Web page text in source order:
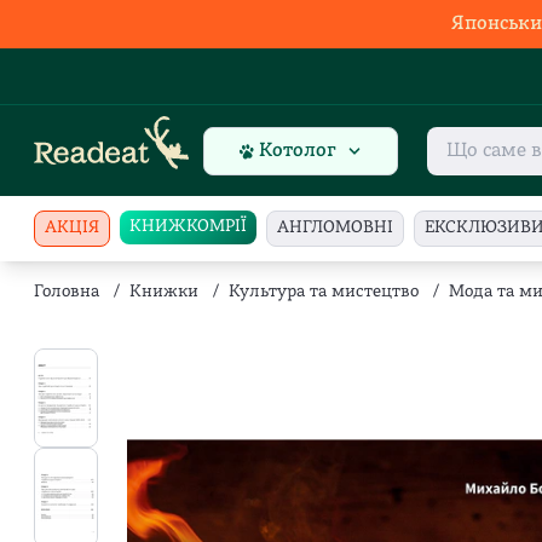
Котолог
АКЦІЯ КНИЖКОМРІЇ АНГЛОМОВНІ
Головна / Книжки / Культура та мистецтво / Мода та